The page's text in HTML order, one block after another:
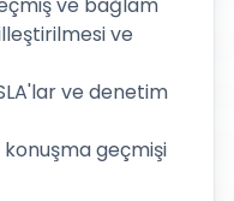
ve
ve denetim
geçmişi